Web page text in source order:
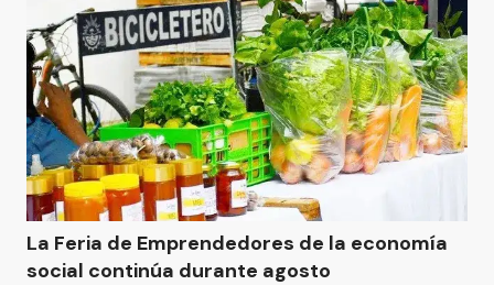
La Feria de Emprendedores de la economía
social continúa durante agosto